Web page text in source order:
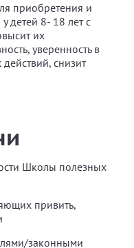
приобретения и
детей 8- 18 лет с
их
уверенность в
снизит
Школы полезных
привить,
законными